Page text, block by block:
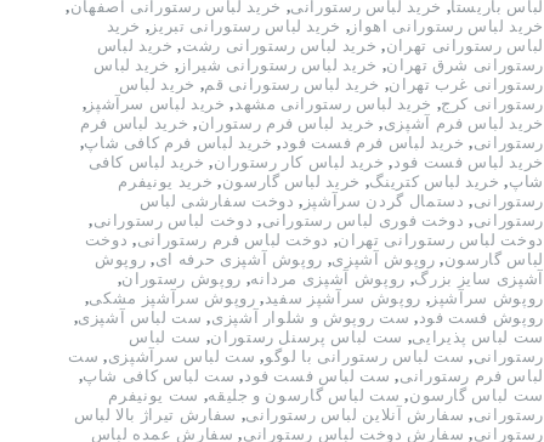
لباس باریستا, خرید لباس رستورانی, خرید لباس رستورانی اصفهان,
خرید لباس رستورانی اهواز , خرید لباس رستورانی تبریز , خرید
لباس رستورانی تهران, خرید لباس رستورانی رشت, خرید لباس
رستورانی شرق تهران, خرید لباس رستورانی شیراز , خرید لباس
رستورانی غرب تهران, خرید لباس رستورانی قم, خرید لباس
رستورانی کرج, خرید لباس رستورانی مشهد, خرید لباس سرآشپز ,
خرید لباس فرم آشپزی, خرید لباس فرم رستوران, خرید لباس فرم
رستورانی, خرید لباس فرم فست فود, خرید لباس فرم کافی شاپ,
خرید لباس فست فود, خرید لباس کار رستوران, خرید لباس کافی
شاپ, خرید لباس کترینگ, خرید لباس گارسون, خرید یونیفرم
رستورانی, دستمال گردن سرآشپز , دوخت سفارشی لباس
رستورانی, دوخت فوری لباس رستورانی, دوخت لباس رستورانی,
دوخت لباس رستورانی تهران, دوخت لباس فرم رستورانی, دوخت
لباس گارسون, روپوش آشپزی, روپوش آشپزی حرفه ای, روپوش
آشپزی سایز بزرگ, روپوش آشپزی مردانه, روپوش رستوران,
روپوش سرآشپز , روپوش سرآشپز سفید, روپوش سرآشپز مشکی,
روپوش فست فود, ست روپوش و شلوار آشپزی, ست لباس آشپزی,
ست لباس پذیرایی, ست لباس پرسنل رستوران, ست لباس
رستورانی, ست لباس رستورانی با لوگو, ست لباس سرآشپزی, ست
لباس فرم رستورانی, ست لباس فست فود, ست لباس کافی شاپ,
ست لباس گارسون, ست لباس گارسون و جلیقه, ست یونیفرم
رستورانی, سفارش آنلاین لباس رستورانی, سفارش تیراژ بالا لباس
رستورانی, سفارش دوخت لباس رستورانی, سفارش عمده لباس